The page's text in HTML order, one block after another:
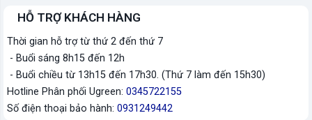
HỖ TRỢ KHÁCH HÀNG
Thời gian hỗ trợ từ thứ 2 đến thứ 7
- Buổi sáng 8h15 đến 12h
- Buổi chiều từ 13h15 đến 17h30. (Thứ 7 làm đến 15h30)
Hotline Phân phối Ugreen: 0345722155
Số điện thoại bảo hành: 0931249442